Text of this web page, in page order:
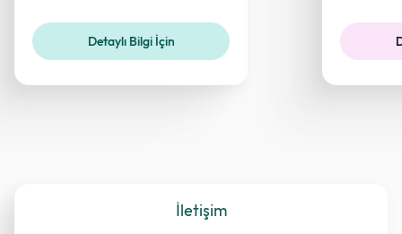
Detaylı Bilgi İçin
İletişim